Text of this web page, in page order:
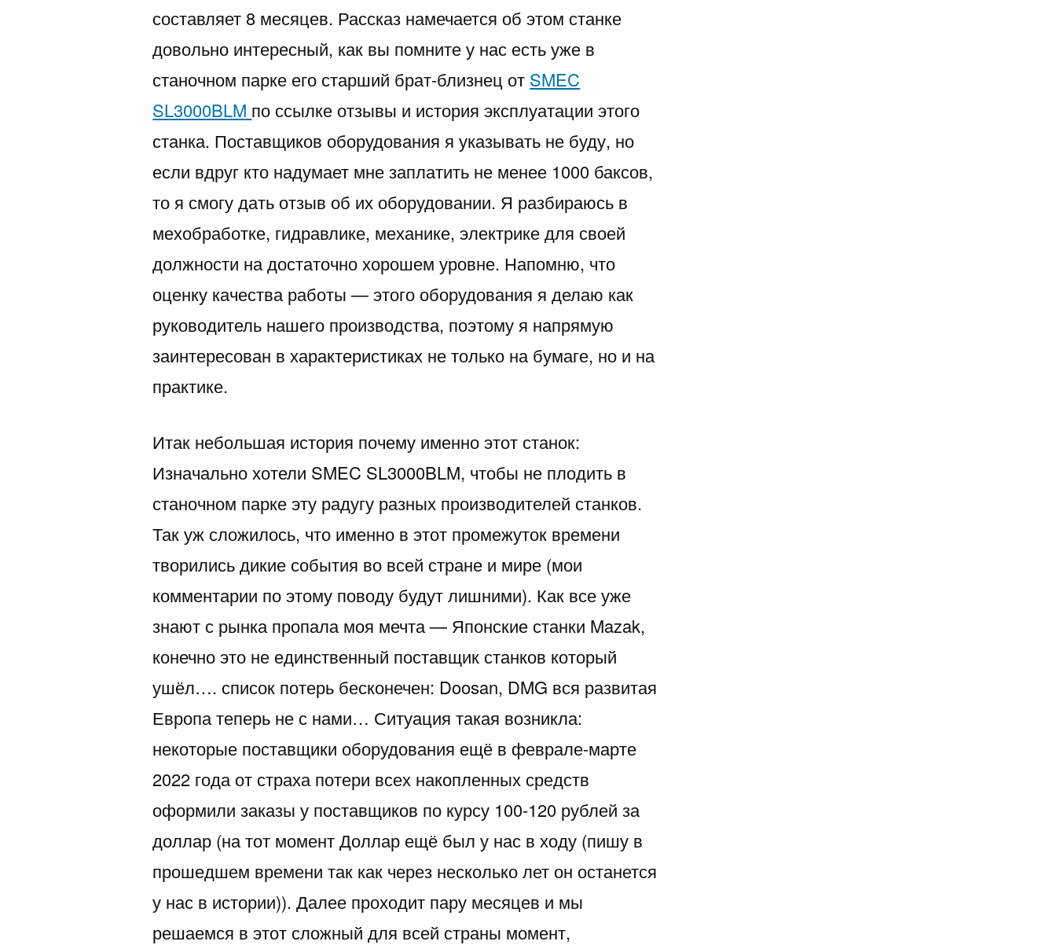
составляет 8 месяцев. Рассказ намечается об этом станке
довольно интересный, как вы помните у нас есть уже в
станочном парке его старший брат-близнец от SMEC
SL3000BLM по ссылке отзывы и история эксплуатации этого
станка. Поставщиков оборудования я указывать не буду, но
если вдруг кто надумает мне заплатить не менее 1000 баксов,
то я смогу дать отзыв об их оборудовании. Я разбираюсь в
мехобработке, гидравлике, механике, электрике для своей
должности на достаточно хорошем уровне. Напомню, что
оценку качества работы — этого оборудования я делаю как
руководитель нашего производства, поэтому я напрямую
заинтересован в характеристиках не только на бумаге, но и на
практике.
Итак небольшая история почему именно этот станок:
Изначально хотели SMEC SL3000BLM, чтобы не плодить в
станочном парке эту радугу разных производителей станков.
Так уж сложилось, что именно в этот промежуток времени
творились дикие события во всей стране и мире (мои
комментарии по этому поводу будут лишними). Как все уже
знают с рынка пропала моя мечта — Японские станки Mazak,
конечно это не единственный поставщик станков который
ушёл…. список потерь бесконечен: Doosan, DMG вся развитая
Европа теперь не с нами… Ситуация такая возникла:
некоторые поставщики оборудования ещё в феврале-марте
2022 года от страха потери всех накопленных средств
оформили заказы у поставщиков по курсу 100-120 рублей за
доллар (на тот момент Доллар ещё был у нас в ходу (пишу в
прошедшем времени так как через несколько лет он останется
у нас в истории)). Далее проходит пару месяцев и мы
решаемся в этот сложный для всей страны момент,